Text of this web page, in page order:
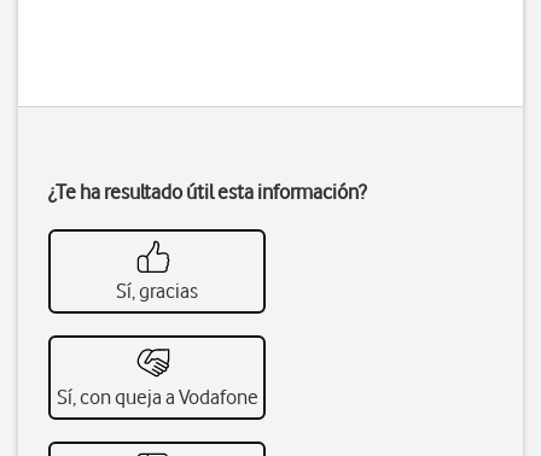
¿Te ha resultado útil esta información?
Sí, gracias
Sí, con queja a Vodafone